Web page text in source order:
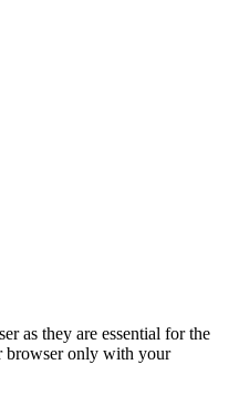
as they are essential for the
browser only with your